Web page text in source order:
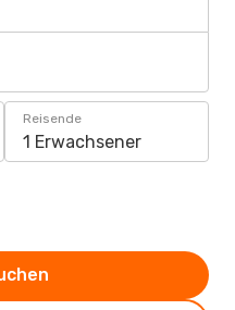
Reisende
1 Erwachsener